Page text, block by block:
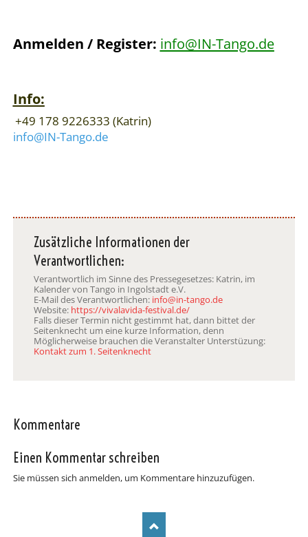
Anmelden / Register: info@IN-Tango.de
Info:
+49 178 9226333 (Katrin)
info@IN-Tango.de
Zusätzliche Informationen der
Verantwortlichen:
Verantwortlich im Sinne des Pressegesetzes: Katrin, im
Kalender von Tango in Ingolstadt e.V.
E-Mail des Verantwortlichen: info@in-tango.de
Website: https://vivalavida-festival.de/
Falls dieser Termin nicht gestimmt hat, dann bittet der
Seitenknecht um eine kurze Information, denn
Möglicherweise brauchen die Veranstalter Unterstüzung:
Kontakt zum 1. Seitenknecht
Kommentare
Einen Kommentar schreiben
Sie müssen sich anmelden, um Kommentare hinzuzufügen.